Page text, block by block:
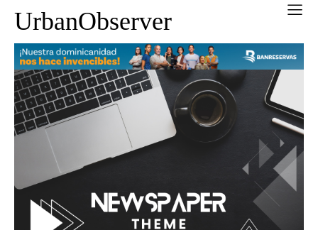
UrbanObserver